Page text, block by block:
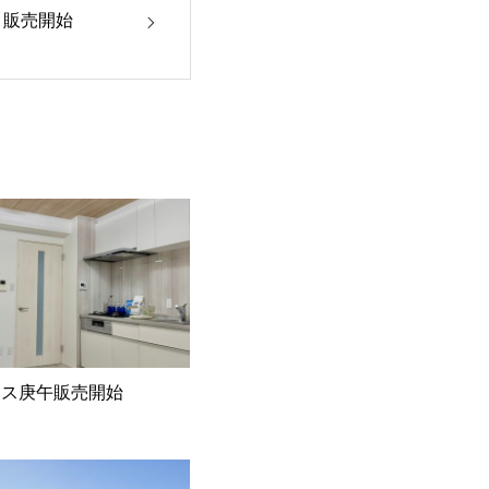
売開始
庚午販売開始